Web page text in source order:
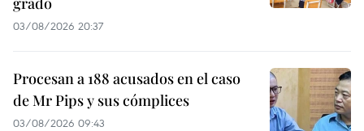
03/08/2026 20:37
Procesan a 188 acusados en el caso
de Mr Pips y sus cómplices
03/08/2026 09:43